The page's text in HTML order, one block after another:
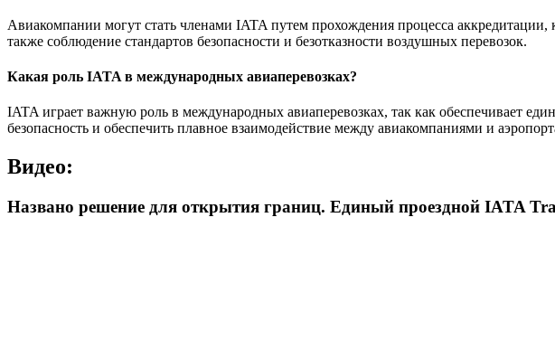
Авиакомпании могут стать членами IATA путем прохождения процесса
также соблюдение стандартов безопасности и безотказности воздушных перевозок.
Какая роль IATA в международных авиаперевозках?
IATA играет важную роль в международных авиаперевозках, так как обеспечивает
безопасность и обеспечить плавное взаимодействие между авиакомпаниями и
Видео:
Названо решение для открытия границ. Единый проездной IATA